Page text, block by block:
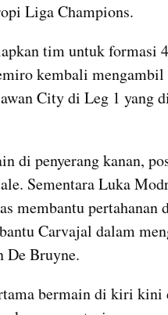
Liga Champions.
tim untuk formasi
kembali
City di Leg 1 yang
di penyerang kanan,
Sementara Luka
membantu pertahanan
Carvajal dalam
De Bruyne.
bermain di kiri kini